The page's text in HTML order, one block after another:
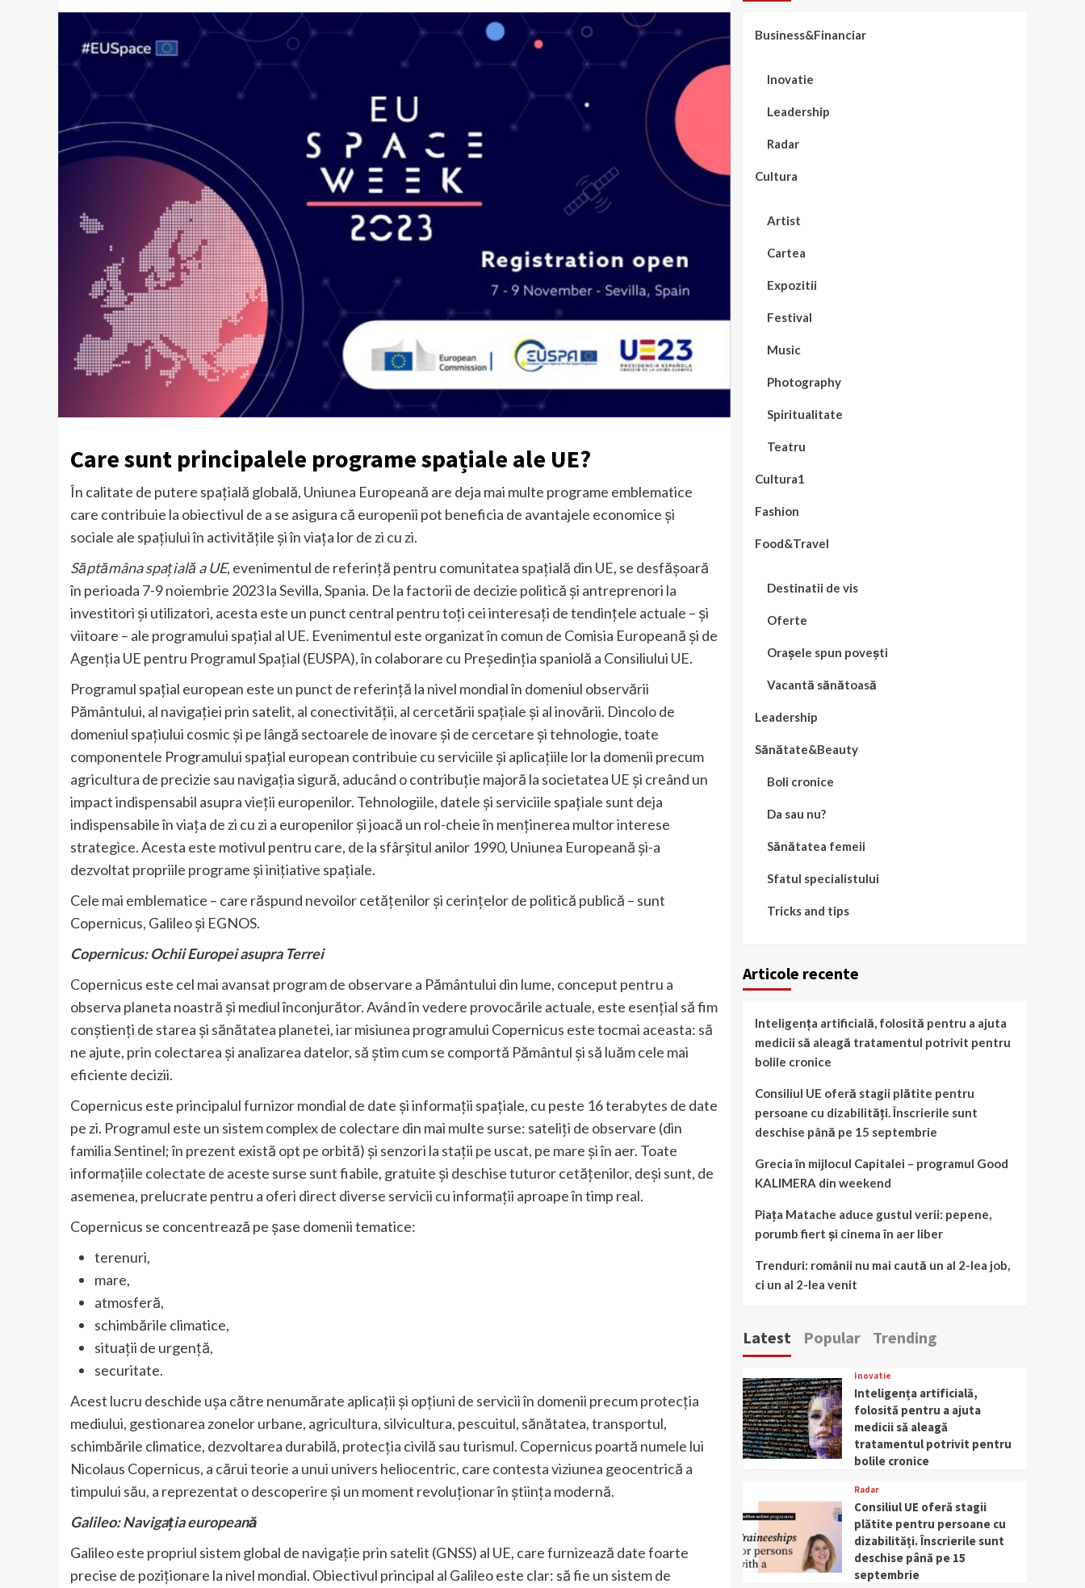
Care sunt principalele programe spațiale ale UE?
În calitate de putere spațială globală, Uniunea Europeană are deja mai multe programe emblematice
care contribuie la obiectivul de a se asigura că europenii pot beneficia de avantajele economice și
sociale ale spațiului în activitățile și în viața lor de zi cu zi.
Săptămâna spațială a UE, evenimentul de referință pentru comunitatea spațială din UE, se desfășoară
în perioada 7-9 noiembrie 2023 la Sevilla, Spania. De la factorii de decizie politică și antreprenori la
investitori și utilizatori, acesta este un punct central pentru toți cei interesați de tendințele actuale – și
viitoare – ale programului spațial al UE. Evenimentul este organizat în comun de Comisia Europeană și de
Agenția UE pentru Programul Spațial (EUSPA), în colaborare cu Președinția spaniolă a Consiliului UE.
Programul spațial european este un punct de referință la nivel mondial în domeniul observării
Pământului, al navigației prin satelit, al conectivității, al cercetării spațiale și al inovării. Dincolo de
domeniul spațiului cosmic și pe lângă sectoarele de inovare și de cercetare și tehnologie, toate
componentele Programului spațial european contribuie cu serviciile și aplicațiile lor la domenii precum
agricultura de precizie sau navigația sigură, aducând o contribuție majoră la societatea UE și creând un
impact indispensabil asupra vieții europenilor. Tehnologiile, datele și serviciile spațiale sunt deja
indispensabile în viața de zi cu zi a europenilor și joacă un rol-cheie în menținerea multor interese
strategice. Acesta este motivul pentru care, de la sfârșitul anilor 1990, Uniunea Europeană și-a
dezvoltat propriile programe și inițiative spațiale.
Cele mai emblematice – care răspund nevoilor cetățenilor și cerințelor de politică publică – sunt
Copernicus, Galileo și EGNOS.
Copernicus: Ochii Europei asupra Terrei
Copernicus este cel mai avansat program de observare a Pământului din lume, conceput pentru a
observa planeta noastră și mediul înconjurător. Având în vedere provocările actuale, este esențial să fim
conștienți de starea și sănătatea planetei, iar misiunea programului Copernicus este tocmai aceasta: să
ne ajute, prin colectarea și analizarea datelor, să știm cum se comportă Pământul și să luăm cele mai
eficiente decizii.
Copernicus este principalul furnizor mondial de date și informații spațiale, cu peste 16 terabytes de date
pe zi. Programul este un sistem complex de colectare din mai multe surse: sateliți de observare (din
familia Sentinel; în prezent există opt pe orbită) și senzori la stații pe uscat, pe mare și în aer. Toate
informațiile colectate de aceste surse sunt fiabile, gratuite și deschise tuturor cetățenilor, deși sunt, de
asemenea, prelucrate pentru a oferi direct diverse servicii cu informații aproape în timp real.
Copernicus se concentrează pe șase domenii tematice:
terenuri,
mare,
atmosferă,
schimbările climatice,
situații de urgență,
securitate.
Acest lucru deschide ușa către nenumărate aplicații și opțiuni de servicii în domenii precum protecția
mediului, gestionarea zonelor urbane, agricultura, silvicultura, pescuitul, sănătatea, transportul,
schimbările climatice, dezvoltarea durabilă, protecția civilă sau turismul. Copernicus poartă numele lui
Nicolaus Copernicus, a cărui teorie a unui univers heliocentric, care contesta viziunea geocentrică a
timpului său, a reprezentat o descoperire și un moment revoluționar în știința modernă.
Galileo: Navigația europeană
Galileo este propriul sistem global de navigație prin satelit (GNSS) al UE, care furnizează date foarte
precise de poziționare la nivel mondial. Obiectivul principal al Galileo este clar: să fie un sistem de
Business&Financiar
Inovatie
Leadership
Radar
Cultura
Artist
Cartea
Expozitii
Festival
Music
Photography
Spiritualitate
Teatru
Cultura1
Fashion
Food&Travel
Destinatii de vis
Oferte
Orașele spun povești
Vacantă sănătoasă
Leadership
Sănătate&Beauty
Boli cronice
Da sau nu?
Sănătatea femeii
Sfatul specialistului
Tricks and tips
Articole recente
Inteligența artificială, folosită pentru a ajuta
medicii să aleagă tratamentul potrivit pentru
bolile cronice
Consiliul UE oferă stagii plătite pentru
persoane cu dizabilități. Înscrierile sunt
deschise până pe 15 septembrie
Grecia în mijlocul Capitalei – programul Good
KALIMERA din weekend
Piața Matache aduce gustul verii: pepene,
porumb fiert și cinema în aer liber
Trenduri: românii nu mai caută un al 2-lea job,
ci un al 2-lea venit
Latest Popular Trending
Inovatie
Inteligența artificială,
folosită pentru a ajuta
medicii să aleagă
tratamentul potrivit pentru
bolile cronice
Radar
Consiliul UE oferă stagii
plătite pentru persoane cu
dizabilități. Înscrierile sunt
deschise până pe 15
septembrie